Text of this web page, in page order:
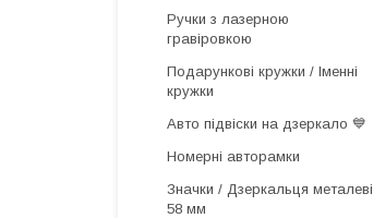
Ручки з лазерною
гравіровкою
Подарункові кружки / Іменні
кружки
Авто підвіски на дзеркало 💙
Номерні авторамки
Значки / Дзеркальця металеві
58 мм